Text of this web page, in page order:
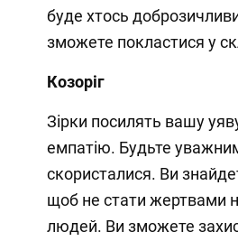
буде хтось
зможете покластися у
Козоріг
Зірки посилять вашу
емпатію. Будьте
скористалися. Ви
щоб не стати жертвами
людей. Ви зможете